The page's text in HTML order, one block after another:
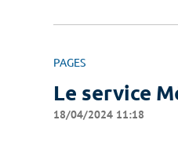
PAGES
Le service
18/04/2024 11:18